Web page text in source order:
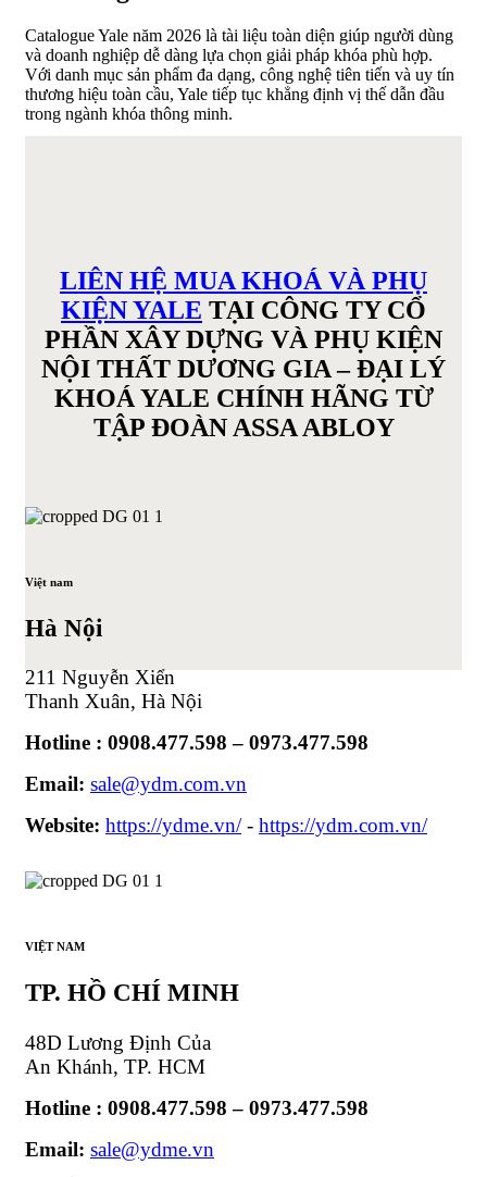
Catalogue Yale năm 2026 là tài liệu toàn diện giúp người dùng
và doanh nghiệp dễ dàng lựa chọn giải pháp khóa phù hợp.
Với danh mục sản phẩm đa dạng, công nghệ tiên tiến và uy tín
thương hiệu toàn cầu, Yale tiếp tục khẳng định vị thế dẫn đầu
trong ngành khóa thông minh.
LIÊN HỆ MUA KHOÁ VÀ PHỤ
KIỆN YALE TẠI CÔNG TY CỔ
PHẦN XÂY DỰNG VÀ PHỤ KIỆN
NỘI THẤT DƯƠNG GIA – ĐẠI LÝ
KHOÁ YALE CHÍNH HÃNG TỪ
TẬP ĐOÀN ASSA ABLOY
Việt nam
Hà Nội
211 Nguyễn Xiển
Thanh Xuân, Hà Nội
Hotline : 0908.477.598 – 0973.477.598
Email: sale@ydm.com.vn
Website: https://ydme.vn/- https://ydm.com.vn/
VIỆT NAM
TP. HỒ CHÍ MINH
48D Lương Định Của
An Khánh, TP. HCM
Hotline : 0908.477.598 – 0973.477.598
Email: sale@ydme.vn